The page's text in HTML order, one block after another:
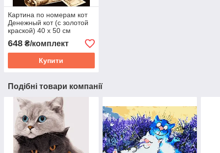
Картина по номерам кот
Денежный кот (с золотой
краской) 40 х 50 см
Artissimo PN5585 melmil
648 ₴/комплект
Купити
Подібні товари компанії